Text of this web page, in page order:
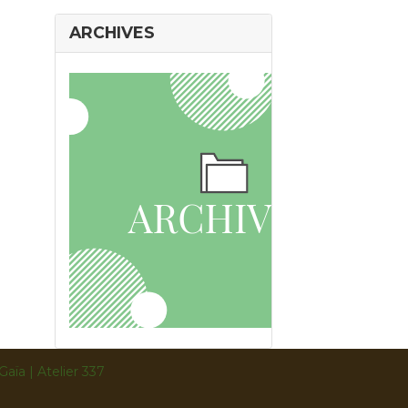
ARCHIVES
Gaïa | Atelier 337